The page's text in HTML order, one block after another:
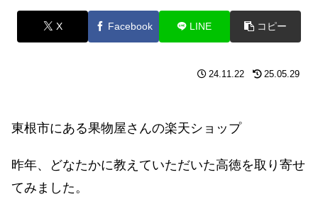
X Facebook LINE コピー
24.11.22 25.05.29
東根市にある果物屋さんの楽天ショップ
昨年、どなたかに教えていただいた高徳を取り寄せ
てみました。